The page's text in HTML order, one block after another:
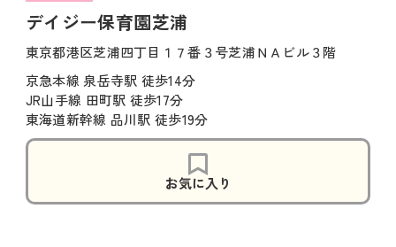
デイジー保育園芝浦
東京都港区芝浦四丁目１７番３号芝浦ＮＡビル３階
京急本線 泉岳寺駅 徒歩14分
JR山手線 田町駅 徒歩17分
東海道新幹線 品川駅 徒歩19分
お気に入り